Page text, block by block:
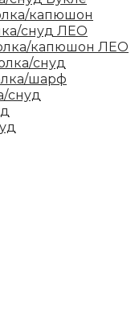
капюшон
снуд ЛЕО
капюшон ЛЕО
снуд
шарф
снуд